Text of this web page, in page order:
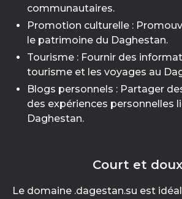
communautaires.
Promotion culturelle :
le patrimoine du Daghestan.
Tourisme : Fournir des
tourisme et les voyages au
Blogs personnels : Partager
des expériences personnelles
Daghestan.
Court et doux
Le domaine .dagestan.su est